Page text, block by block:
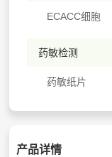
ECACC细胞
药敏检测
药敏纸片
产品详情